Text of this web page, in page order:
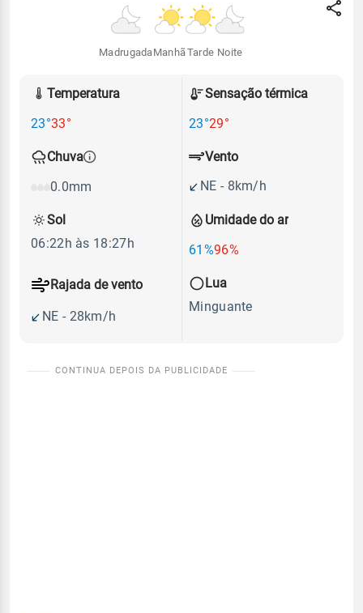
Madrugada Manhã Tarde Noite
Temperatura
23°33°
Sensação térmica
23°29°
Chuva
0.0mm
Umidade do ar
61%96%
Vento
NE - 8km/h
Rajada de vento
NE - 28km/h
Sol
06:22h às 18:27h
Lua
Minguante